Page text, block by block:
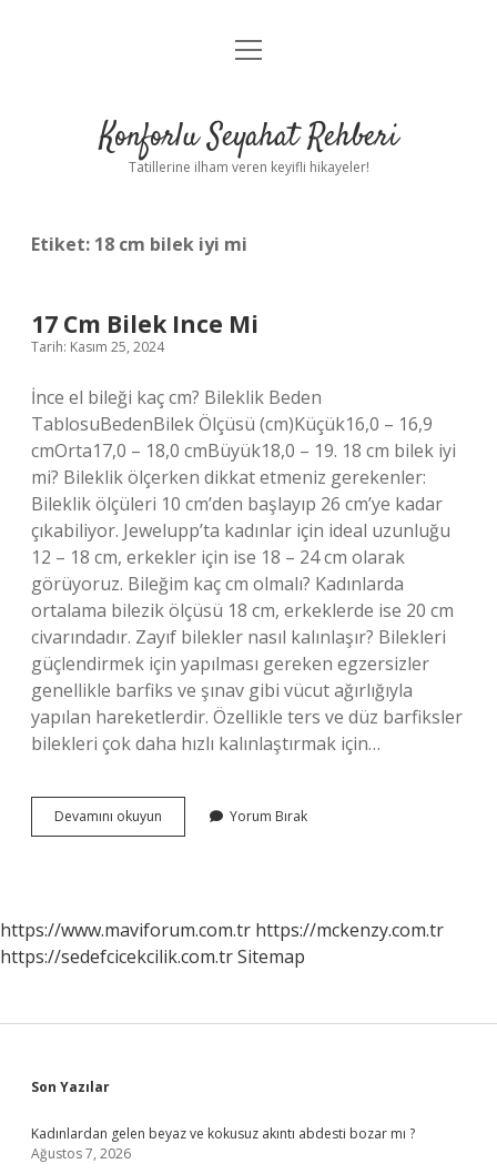
Anasayfa
Yasal Uyarı
menüyü
Konforlu Seyahat Rehberi
Tatillerine ilham veren keyifli hikayeler!
Etiket: 18 cm bilek iyi mi
17 Cm Bilek Ince Mi
Tarih: Kasım 25, 2024
İnce el bileği kaç cm? Bileklik Beden
TablosuBedenBilek Ölçüsü (cm)Küçük16,0 – 16,9
cmOrta17,0 – 18,0 cmBüyük18,0 – 19. 18 cm bilek iyi
mi? Bileklik ölçerken dikkat etmeniz gerekenler:
Bileklik ölçüleri 10 cm’den başlayıp 26 cm’ye kadar
çıkabiliyor. Jewelupp’ta kadınlar için ideal uzunluğu
12 – 18 cm, erkekler için ise 18 – 24 cm olarak
görüyoruz. Bileğim kaç cm olmalı? Kadınlarda
ortalama bilezik ölçüsü 18 cm, erkeklerde ise 20 cm
civarındadır. Zayıf bilekler nasıl kalınlaşır? Bilekleri
güçlendirmek için yapılması gereken egzersizler
genellikle barfiks ve şınav gibi vücut ağırlığıyla
yapılan hareketlerdir. Özellikle ters ve düz barfiksler
bilekleri çok daha hızlı kalınlaştırmak için…
Devamını okuyun
Cm
Yorum Bırak
https://www.maviforum.com.tr https://mckenzy.com.tr
https://sedefcicekcilik.com.trSitemap
Sidebar
Son Yazılar
Kadınlardan gelen beyaz ve kokusuz akıntı abdesti bozar mı ?
Ağustos 7, 2026